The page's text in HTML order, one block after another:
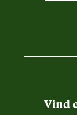
Techniek
Vind